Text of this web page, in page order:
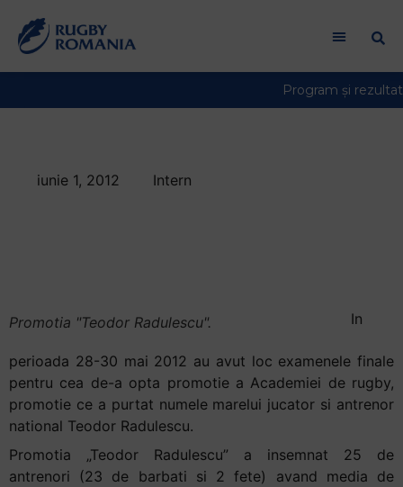
iunie 1, 2012 Intern
Promotia "Teodor Radulescu". In
perioada 28-30 mai 2012 au avut loc examenele finale
pentru cea de-a opta promotie a Academiei de rugby,
promotie ce a purtat numele marelui jucator si antrenor
national Teodor Radulescu.
Promotia „Teodor Radulescu” a insemnat 25 de
antrenori (23 de barbati si 2 fete) avand media de